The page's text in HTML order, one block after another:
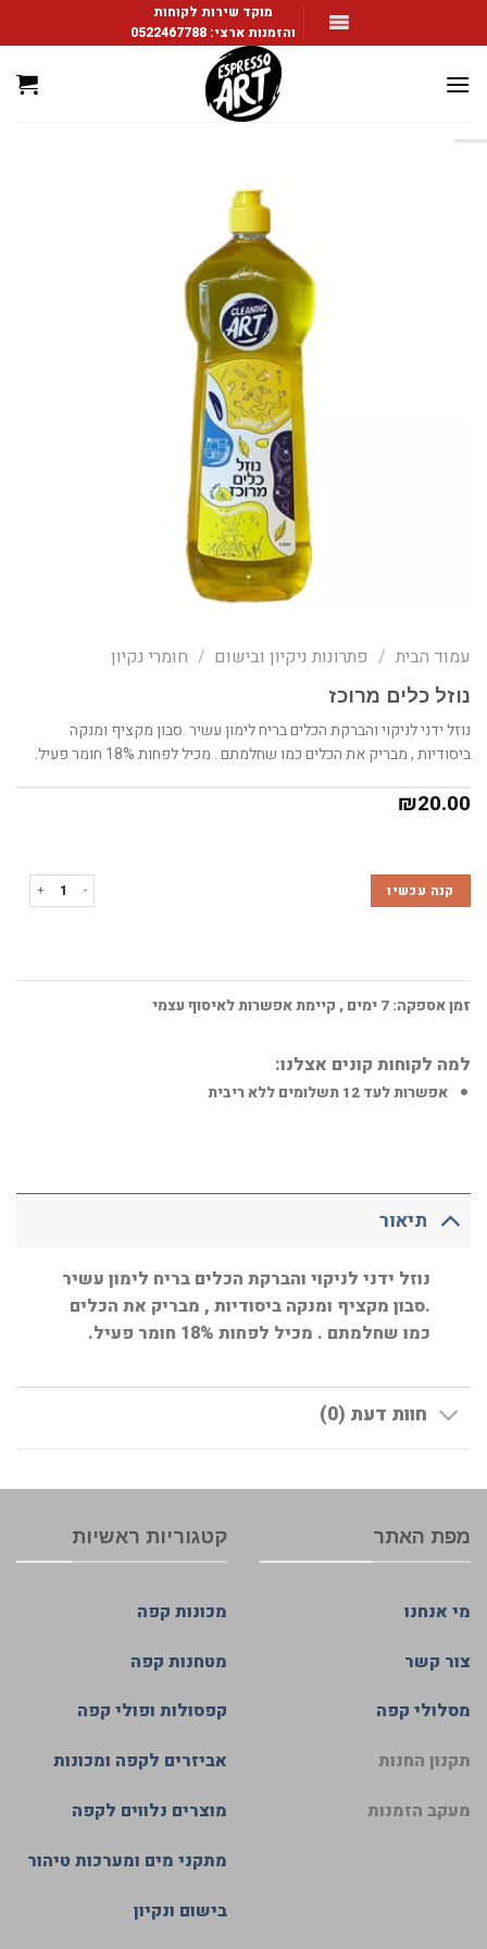
to
מוקד שירות לקוחות
והזמנות ארצי:0522467788
עמוד הבית / פתרונות ניקיון ובישום / חומרי נקיון
נוזל כלים מרוכז
נוזל ידני לניקוי והברקת הכלים בריח לימון עשיר .סבון מקציף ומנקה
ביסודיות , מבריק את הכלים כמו שחלמתם . מכיל לפחות 18% חומר פעיל.
₪20.00
כמות של נוזל קנה עכשיו
זמן אספקה: 7 ימים , קיימת אפשרות לאיסוף עצמי
למה לקוחות קונים אצלנו:
אפשרות לעד 12 תשלומים ללא ריבית
תיאור
נוזל ידני לניקוי והברקת הכלים בריח לימון עשיר
.סבון מקציף ומנקה ביסודיות , מבריק את הכלים
כמו שחלמתם . מכיל לפחות 18% חומר פעיל.
חוות דעת (0)
מפת האתר
מי אנחנו
צור קשר
מסלולי קפה
תקנון החנות
מעקב הזמנות
קטגוריות ראשיות
מכונות קפה
מטחנות קפה
קפסולות ופולי קפה
אביזרים לקפה ומכונות
מוצרים נלווים לקפה
מתקני מים ומערכות טיהור
בישום ונקיון